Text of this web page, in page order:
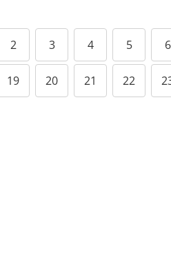
2 3 4 5 6
19 20 21 22